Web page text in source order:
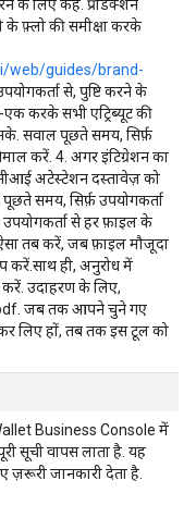
के लिए कहें. प्रोडक्शन
के फ़्लो की समीक्षा करके
web/guides/brand-
से, पुष्टि करने के
करके सभी एट्रिब्यूट की
सवाल पूछते समय, सिर्फ़
करें. 4. अगर इंटिग्रेशन का
अटेस्टेशन दस्तावेज़ को
समय, सिर्फ़ उपयोगकर्ता
से हर फ़ाइल के
तब करें, जब फ़ाइल मौजूदा
करें.साथ ही, अनुरोध में
उदाहरण के लिए,
जब तक आपने चुने गए
लिए हों, तब तक इस टूल को
Business Console में
सूची वापस लाता है. यह
जानकारी देता है.